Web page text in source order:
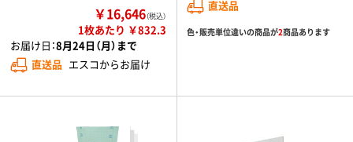
￥16,646（税込）
1枚あたり ￥832.3
お届け日：8月24日（月）まで
直送品 エスコからお届け
直送品
色・販売単位違いの商品が2商品あります